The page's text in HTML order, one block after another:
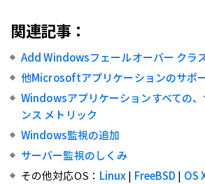
関連記事：
Add Windowsフェールオーバー クラ
他Microsoftアプリケーションのサポ
Windowsアプリケーションすべての
ンス メトリック
Windows監視の追加
サーバー監視のしくみ
その他対応OS： Linux| FreeBSD | OS